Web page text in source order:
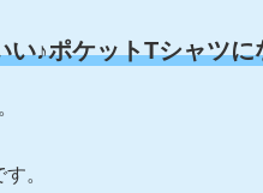
♪ポケットTシャツ
。